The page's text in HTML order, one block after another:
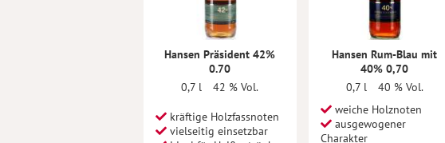
Hansen Präsident 42%
0.70
0,7 l
42 % Vol.
kräftige Holzfassnoten
vielseitig einsetzbar
Hansen Rum-Blau mit
40% 0,70
0,7 l
40 % Vol.
weiche Holznoten
ausgewogener
Charakter